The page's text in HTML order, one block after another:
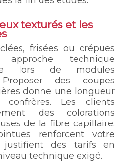
texturés et les
frisées ou crépues
technique
lors de modules
Proposer des coupes
donne une longueur
confrères. Les clients
des colorations
de la fibre capillaire.
renforcent votre
justifient des tarifs en
technique exigé.